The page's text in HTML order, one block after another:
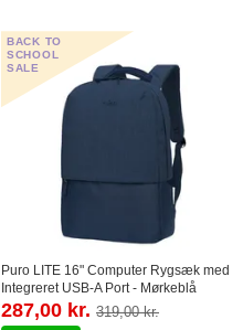
BACK TO
SCHOOL
SALE
Puro LITE 16" Computer Rygsæk med
Integreret USB-A Port - Mørkeblå
287,00 kr. 319,00 kr.